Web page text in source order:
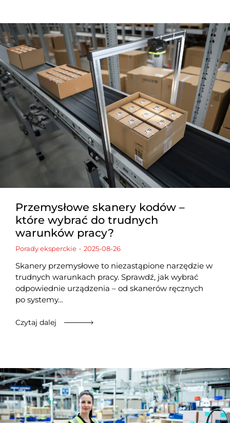
Przemysłowe skanery kodów –
które wybrać do trudnych
warunków pracy?
Porady eksperckie 2025-08-26
Skanery przemysłowe to niezastąpione narzędzie w
trudnych warunkach pracy. Sprawdź, jak wybrać
odpowiednie urządzenia – od skanerów ręcznych
po systemy…
Czytaj dalej